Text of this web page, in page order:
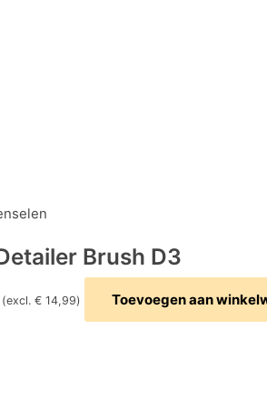
Brush D3
€ 14,99) Toevoegen aan